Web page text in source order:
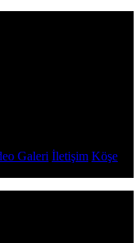
Galeri İletişim Köşe